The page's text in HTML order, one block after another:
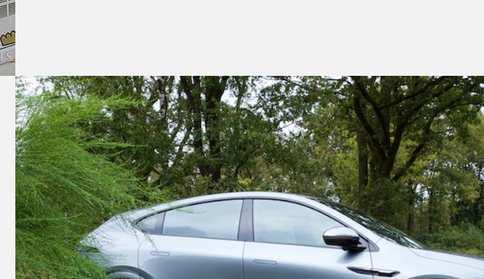
Stroomnet,
Fastned
Start
Batterij
Opslag
Proef
Bij
Lingehorst
En
Bisde